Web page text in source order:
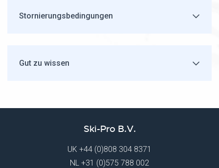
Stornierungsbedingungen
Gut zu wissen
Ski-Pro B.V.
UK +44 (0)808 304 8371
NL +31 (0)575 788 002